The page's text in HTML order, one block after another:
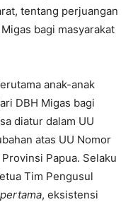
tentang perjuangan
bagi masyarakat
anak-anak
DBH Migas bagi
diatur dalam UU
atas UU Nomor
Papua. Selaku
Tim Pengusul
pertama, eksistensi